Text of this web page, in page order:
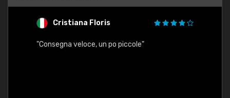
Cristiana Floris
"Consegna veloce, un po piccole"